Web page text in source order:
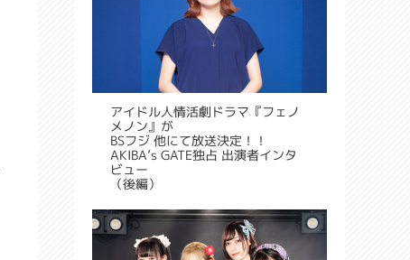
アイドル人情活劇ドラマ『フェノ
メノン』が
BSフジ 他にて放送決定！！
AKIBA’s GATE独占 出演者インタ
ビュー
（後編）